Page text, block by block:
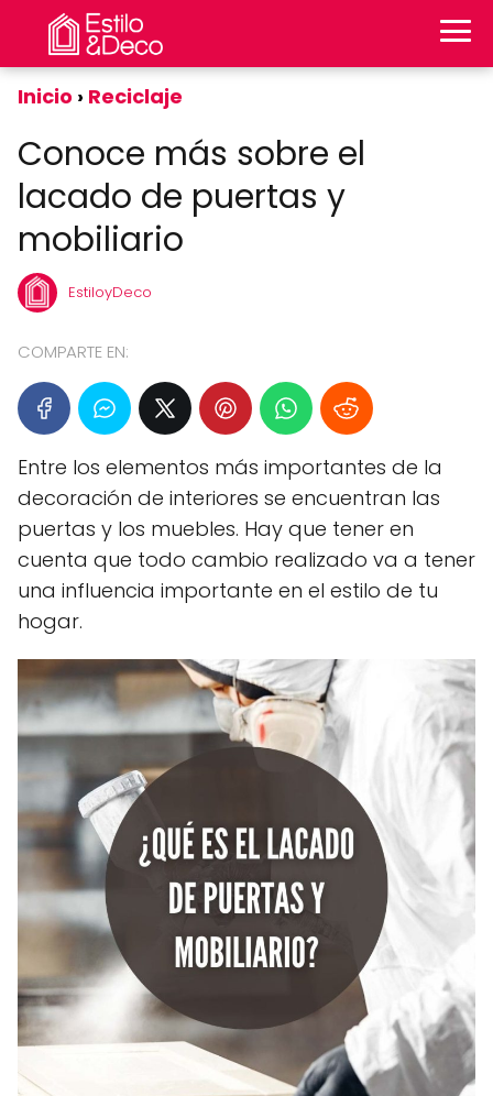
Inicio Reciclaje
Conoce más sobre el
lacado de puertas y
mobiliario
EstiloyDeco
COMPARTE EN:
Entre los elementos más importantes de la
decoración de interiores se encuentran las
puertas y los muebles. Hay que tener en
cuenta que todo cambio realizado va a tener
una influencia importante en el estilo de tu
hogar.